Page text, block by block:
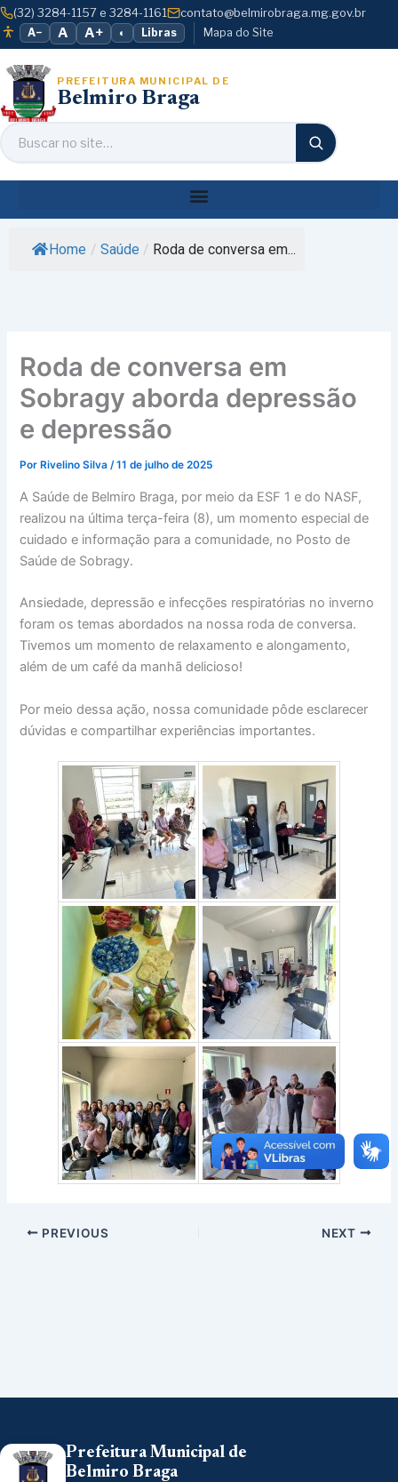
conteúdo
Ir
para
o
conteúdo
(32) 3284-1157 e 3284-1161 contato@belmirobraga.mg.gov.br
A− A A+ ◐ Libras Mapa do Site
PREFEITURA MUNICIPAL DE
Belmiro Braga
Home / Saúde / Roda de conversa em...
Roda de conversa em
Sobragy aborda depressão
e depressão
Por Rivelino Silva/11 de julho de 2025
A Saúde de Belmiro Braga, por meio da ESF 1 e do NASF,
realizou na última terça-feira (8), um momento especial de
cuidado e informação para a comunidade, no Posto de
Saúde de Sobragy.
Ansiedade, depressão e infecções respiratórias no inverno
foram os temas abordados na nossa roda de conversa.
Tivemos um momento de relaxamento e alongamento,
além de um café da manhã delicioso!
Por meio dessa ação, nossa comunidade pôde esclarecer
dúvidas e compartilhar experiências importantes.
PREVIOUS NEXT
Prefeitura Municipal de
Belmiro Braga